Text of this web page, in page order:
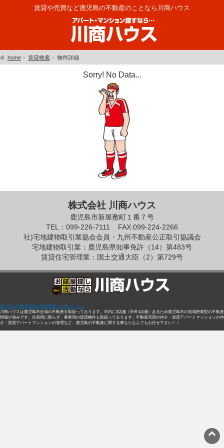
賃貸や売買など鹿児島の不動産のことなら川商ハウス
home 賃貸検索 物件詳細
Sorry! No Data...
株式会社 川商ハウス
鹿児島市新屋敷町１番７号
TEL：099-226-7111
FAX:099-224-2266
社)宅地建物取引業協会会員・九州不動産公正取引協議会
宅地建物取引業：鹿児島県知事免許（14）第483号
賃貸住宅管理業：国土交通大臣（2）第729号
鹿児島の不動産情報は地域密着の川商ハウスへ
川商ハウスは鹿児島市全域の不動産を取扱っております。市内に3店舗（市外1店舗）あるため鹿児島市の地域密着型の不動産
情報が強みです。住居用に限らず、事業用の賃貸物件も取扱っております。不動産売買の仲介・賃貸アパートマンションの仲
介・賃貸アパートマンションの管理など、鹿児島の不動産に関する事ならなんでもお任せ下さい！！